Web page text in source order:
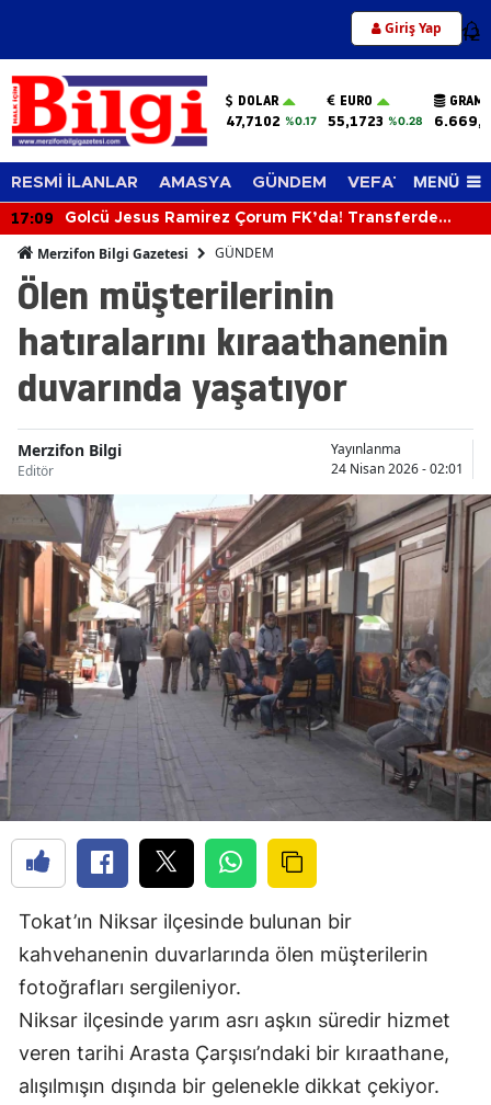
Giriş Yap 12
DOLAR
47,7102 %0.17
EURO
55,1723 %0.28
GRAM
RESMİ İLANLAR AMASYA GÜNDEM VEFAT EDENLER
MENÜ
17:09
Golcü Jesus Ramirez Çorum FK’da! Transferde
Merzifon Bilgi Gazetesi GÜNDEM
Ölen müşterilerinin
hatıralarını kıraathanenin
duvarında yaşatıyor
Merzifon Bilgi
Editör
Yayınlanma
24 Nisan 2026 - 02:01
Tokat’ın Niksar ilçesinde bulunan bir
kahvehanenin duvarlarında ölen müşterilerin
fotoğrafları sergileniyor.
Niksar ilçesinde yarım asrı aşkın süredir hizmet
veren tarihi Arasta Çarşısı’ndaki bir kıraathane,
alışılmışın dışında bir gelenekle dikkat çekiyor.